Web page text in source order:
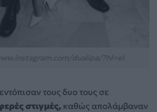
τους δυο τους σε
στιγμές, καθώς απολάμβαναν